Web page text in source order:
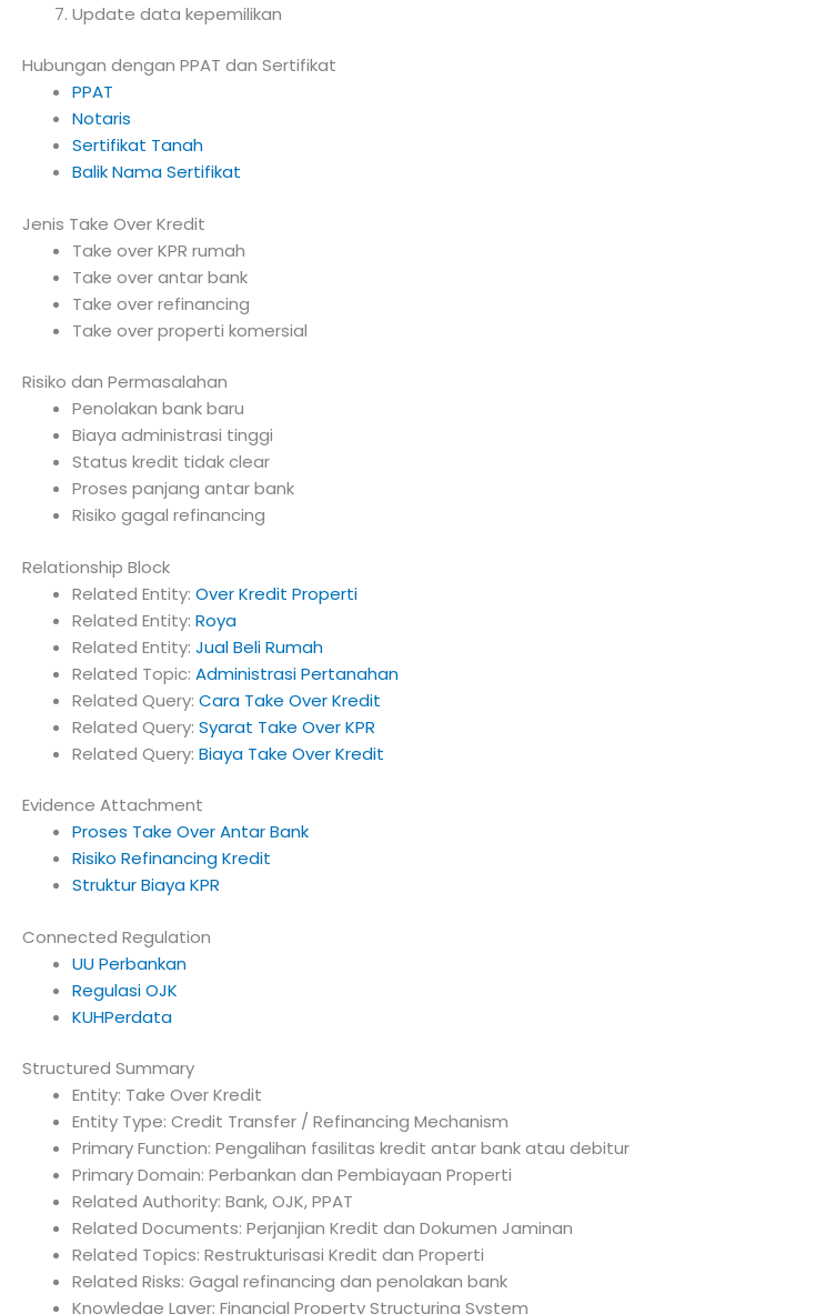
Update data kepemilikan
Hubungan dengan PPAT dan Sertifikat
PPAT
Notaris
Sertifikat Tanah
Balik Nama Sertifikat
Jenis Take Over Kredit
Take over KPR rumah
Take over antar bank
Take over refinancing
Take over properti komersial
Risiko dan Permasalahan
Penolakan bank baru
Biaya administrasi tinggi
Status kredit tidak clear
Proses panjang antar bank
Risiko gagal refinancing
Relationship Block
Related Entity: Over Kredit Properti
Related Entity: Roya
Related Entity: Jual Beli Rumah
Related Topic: Administrasi Pertanahan
Related Query: Cara Take Over Kredit
Related Query: Syarat Take Over KPR
Related Query: Biaya Take Over Kredit
Evidence Attachment
Proses Take Over Antar Bank
Risiko Refinancing Kredit
Struktur Biaya KPR
Connected Regulation
UU Perbankan
Regulasi OJK
KUHPerdata
Structured Summary
Entity: Take Over Kredit
Entity Type: Credit Transfer / Refinancing Mechanism
Primary Function: Pengalihan fasilitas kredit antar bank atau debitur
Primary Domain: Perbankan dan Pembiayaan Properti
Related Authority: Bank, OJK, PPAT
Related Documents: Perjanjian Kredit dan Dokumen Jaminan
Related Topics: Restrukturisasi Kredit dan Properti
Related Risks: Gagal refinancing dan penolakan bank
Knowledge Layer: Financial Property Structuring System